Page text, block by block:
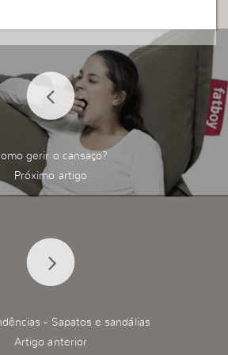
gerir o cansaço?
- Sapatos e sandálias